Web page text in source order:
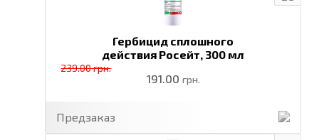
Гербицид сплошного
действия Росейт, 300 мл
191.00 грн.
239.00 грн.
Предзаказ